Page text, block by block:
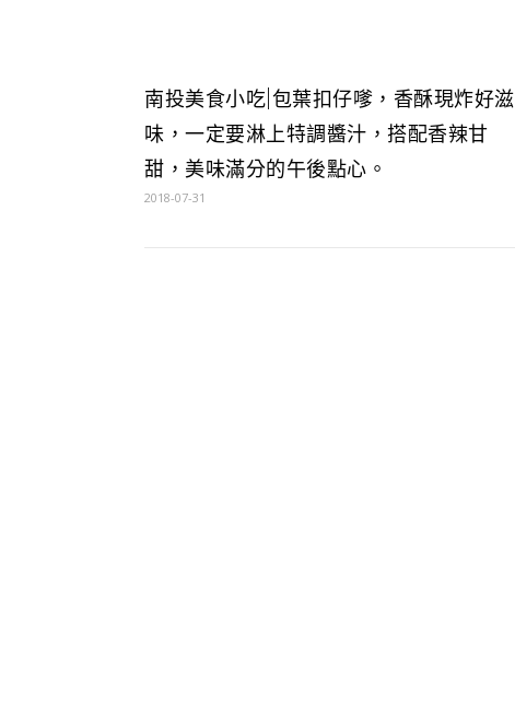
南投美食小吃|包葉扣仔嗲，香酥現炸好滋
味，一定要淋上特調醬汁，搭配香辣甘
甜，美味滿分的午後點心。
2018-07-31